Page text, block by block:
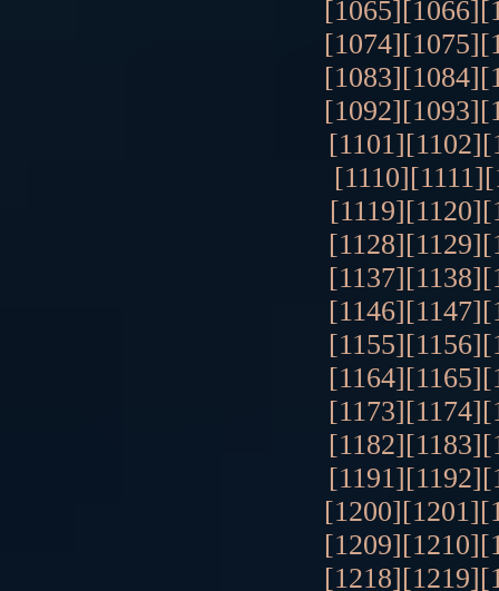
[1065][1066]
[1074][1075]
[1083][1084]
[1092][1093]
[1101][1102]
[1110][1111]
[1119][1120]
[1128][1129]
[1137][1138]
[1146][1147]
[1155][1156]
[1164][1165]
[1173][1174]
[1182][1183]
[1191][1192]
[1200][1201]
[1209][1210]
[1218][1219]